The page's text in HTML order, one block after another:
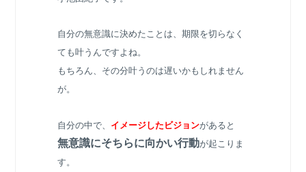
自分の無意識に決めたことは、期限を切らなく
ても叶うんですよね。
もちろん、その分叶うのは遅いかもしれません
が。
自分の中で、 イメージしたビジョンがあると
無意識にそちらに向かい行動が起こりま
す。